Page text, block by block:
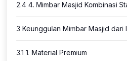
2.4 4. Mimbar Masjid Kombinasi
3 Keunggulan Mimbar Masjid dari
3.1 1. Material Premium